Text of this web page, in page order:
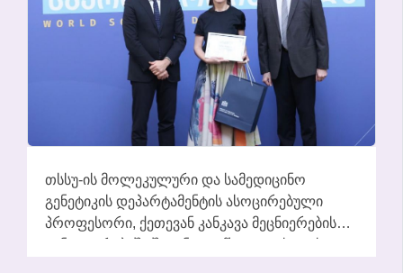
ᲗᲡᲡᲣ-ᲘᲡ ᲛᲝᲚᲔᲙᲣᲚᲣᲠᲘ ᲓᲐ ᲡᲐᲛᲔᲓᲘᲪᲘᲜᲝ
ᲒᲔᲜᲔᲢᲘᲙᲘᲡ ᲓᲔᲞᲐᲠᲢᲐᲛᲔᲜᲢᲘᲡ ᲐᲡᲝᲪᲘᲠᲔᲑᲣᲚᲘ
ᲞᲠᲝᲤᲔᲡᲝᲠᲘ, ᲥᲔᲗᲔᲕᲐᲜ ᲙᲐᲜᲙᲐᲕᲐ ᲛᲔᲪᲜᲘᲔᲠᲔᲑᲘᲡ